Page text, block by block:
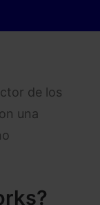
de los
una